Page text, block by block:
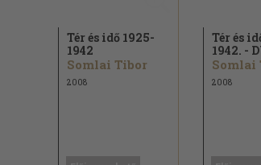
Tér és idő 1925-
1942
Somlai Tibor
2008
Tér és
1942. -
Somlai
2008